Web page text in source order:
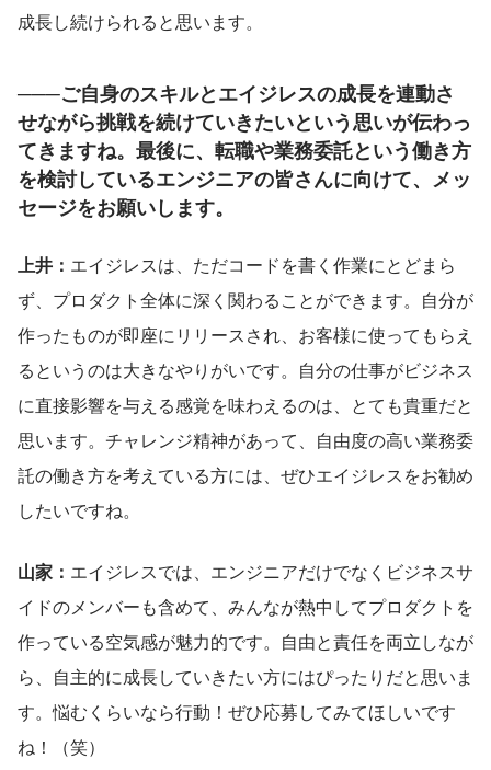
成長し続けられると思います。
───ご自身のスキルとエイジレスの成長を連動さ
せながら挑戦を続けていきたいという思いが伝わっ
てきますね。最後に、転職や業務委託という働き方
を検討しているエンジニアの皆さんに向けて、メッ
セージをお願いします。
上井： エイジレスは、ただコードを書く作業にとどまら
ず、プロダクト全体に深く関わることができます。自分が
作ったものが即座にリリースされ、お客様に使ってもらえ
るというのは大きなやりがいです。自分の仕事がビジネス
に直接影響を与える感覚を味わえるのは、とても貴重だと
思います。チャレンジ精神があって、自由度の高い業務委
託の働き方を考えている方には、ぜひエイジレスをお勧め
したいですね。
山家： エイジレスでは、エンジニアだけでなくビジネスサ
イドのメンバーも含めて、みんなが熱中してプロダクトを
作っている空気感が魅力的です。自由と責任を両立しなが
ら、自主的に成長していきたい方にはぴったりだと思いま
す。悩むくらいなら行動！ぜひ応募してみてほしいです
ね！（笑）